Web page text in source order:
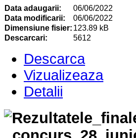
Data adaugarii:
06/06/2022
Data modificarii:
06/06/2022
Dimensiune fisier: 123.89 kB
Descarcari:
5612
Descarca
Vizualizeaza
Detalii